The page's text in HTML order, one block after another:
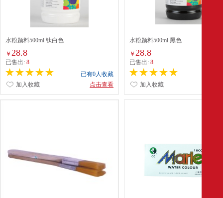
水粉颜料500ml 钛白色
￥ 28.8
已售出: 8
已有0人收藏
点击查看
加入收藏
水粉颜料500ml 黑色
￥ 28.8
已售出:8
加入收藏